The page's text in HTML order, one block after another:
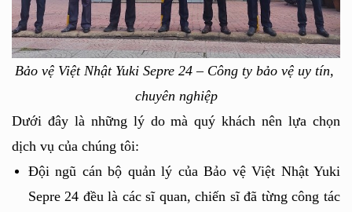
Bảo vệ Việt Nhật Yuki Sepre 24 – Công ty bảo vệ uy tín,
chuyên nghiệp
Dưới đây là những lý do mà quý khách nên lựa chọn
dịch vụ của chúng tôi:
Đội ngũ cán bộ quản lý của Bảo vệ Việt Nhật Yuki
Sepre 24 đều là các sĩ quan, chiến sĩ đã từng công tác